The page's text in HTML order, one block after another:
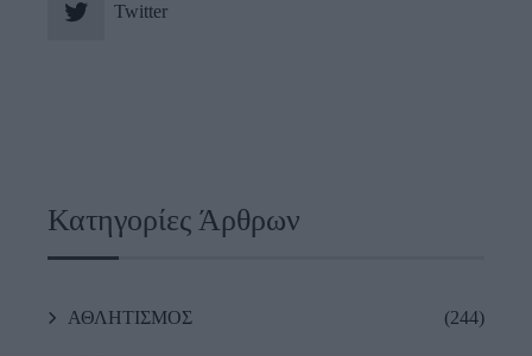
Twitter
Κατηγορίες Άρθρων
ΑΘΛΗΤΙΣΜΟΣ (244)